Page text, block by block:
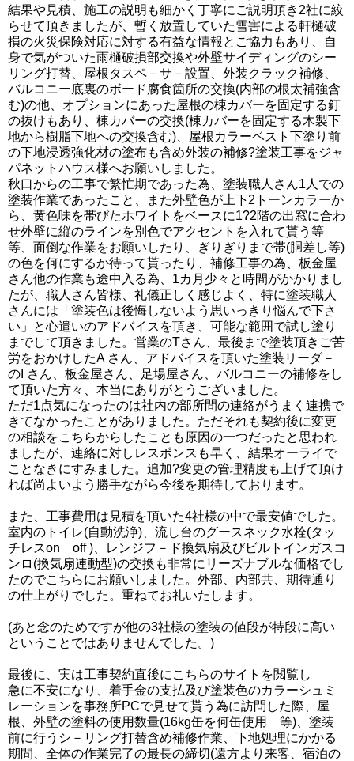
結果や見積、施工の説明も細かく丁寧にご説明頂き2社に絞
らせて頂きましたが、暫く放置していた雪害による軒樋破
損の火災保険対応に対する有益な情報とご協力もあり、自
身で気がついた雨樋破損部交換や外壁サイディングのシー
リング打替、屋根タスペ－サ－設置、外装クラック補修、
バルコニー底裏のボード腐食箇所の交換(内部の根太補強含
む)の他、オプションにあった屋根の棟カバーを固定する釘
の抜けもあり、棟カバーの交換(棟カバーを固定する木製下
地から樹脂下地への交換含む)、屋根カラーベスト下塗り前
の下地浸透強化材の塗布も含め外装の補修?塗装工事をジャ
パネットハウス様へお願いしました。
秋口からの工事で繁忙期であった為、塗装職人さん1人での
塗装作業であったこと、また外壁色が上下2トーンカラーか
ら、黄色味を帯びたホワイトをベースに1?2階の出窓に合わ
せ外壁に縦のラインを別色でアクセントを入れて貰う等
等、面倒な作業をお願いしたり、ぎりぎりまで帯(胴差し等)
の色を何にするか待って貰ったり、補修工事の為、板金屋
さん他の作業も途中入る為、1カ月少々と時間がかかりまし
たが、職人さん皆様、礼儀正しく感じよく、特に塗装職人
さんには「塗装色は後悔しないよう思いっきり悩んで下さ
い」と心遣いのアドバイスを頂き、可能な範囲で試し塗り
までして頂きました。営業のTさん、最後まで塗装頂きご苦
労をおかけしたA さん、アドバイスを頂いた塗装リーダ－
のI さん、板金屋さん、足場屋さん、バルコニーの補修をし
て頂いた方々、本当にありがとうございました。
ただ1点気になったのは社内の部所間の連絡がうまく連携で
きてなかったことがありました。ただそれも契約後に変更
の相談をこちらからしたことも原因の一つだったと思われ
ましたが、連絡に対しレスポンスも早く、結果オーライで
ことなきにすみました。追加?変更の管理精度も上げて頂け
れば尚よいよう勝手ながら今後を期待しております。
また、工事費用は見積を頂いた4社様の中で最安値でした。
室内のトイレ(自動洗浄)、流し台のグースネック水栓(タッ
チレスon off )、レンジフ－ド換気扇及びビルトインガスコ
ンロ(換気扇連動型)の交換も非常にリーズナブルな価格でし
たのでこちらにお願いしました。外部、内部共、期待通り
の仕上がりでした。重ねてお礼いたします。
(あと念のためですが他の3社様の塗装の値段が特段に高い
ということではありませんでした。)
最後に、実は工事契約直後にこちらのサイトを閲覧し
急に不安になり、着手金の支払及び塗装色のカラーシュミ
レーションを事務所PCで見せて貰う為に訪問した際、屋
根、外壁の塗料の使用数量(16kg缶を何缶使用 等)、塗装
前に行うシ－リング打替含め補修作業、下地処理にかかる
期間、全体の作業完了の最長の締切(遠方より来客、宿泊の